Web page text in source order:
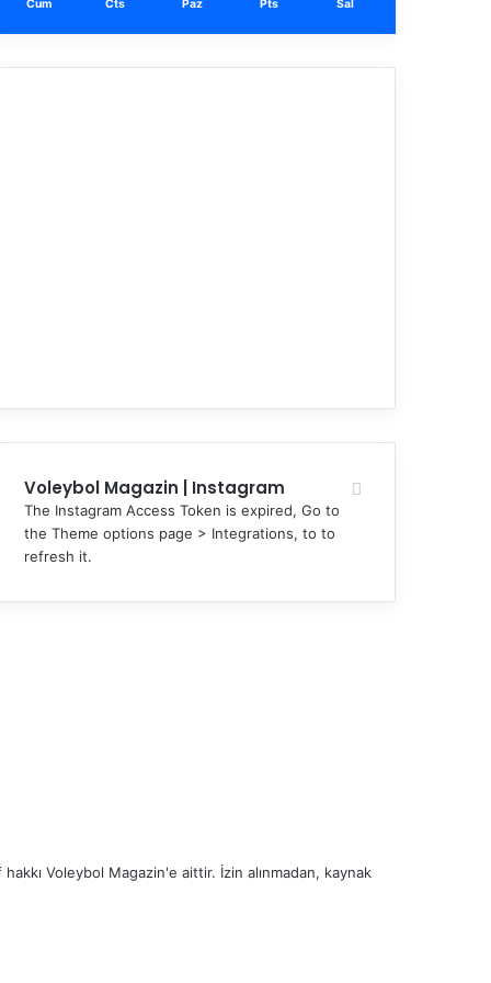
Cum Cts Paz Pts Sal
Voleybol Magazin | Instagram
The Instagram Access Token is expired, Go to
the Theme options page > Integrations, to to
refresh it.
Voleybol Magazin'e aittir. İzin alınmadan, kaynak